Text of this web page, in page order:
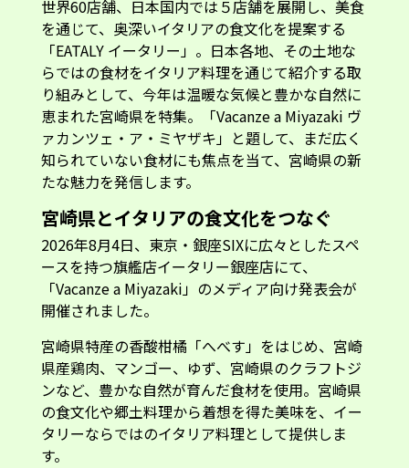
世界60店舗、日本国内では５店舗を展開し、美食
を通じて、奥深いイタリアの食文化を提案する
「EATALY イータリー」。日本各地、その土地な
らではの食材をイタリア料理を通じて紹介する取
り組みとして、今年は温暖な気候と豊かな自然に
恵まれた宮崎県を特集。「Vacanze a Miyazaki ヴ
ァカンツェ・ア・ミヤザキ」と題して、まだ広く
知られていない食材にも焦点を当て、宮崎県の新
たな魅力を発信します。
宮崎県とイタリアの食文化をつなぐ
2026年8月4日、東京・銀座SIXに広々としたスペ
ースを持つ旗艦店イータリー銀座店にて、
「Vacanze a Miyazaki」のメディア向け発表会が
開催されました。
宮崎県特産の香酸柑橘「へべす」をはじめ、宮崎
県産鶏肉、マンゴー、ゆず、宮崎県のクラフトジ
ンなど、豊かな自然が育んだ食材を使用。宮崎県
の食文化や郷土料理から着想を得た美味を、イー
タリーならではのイタリア料理として提供しま
す。